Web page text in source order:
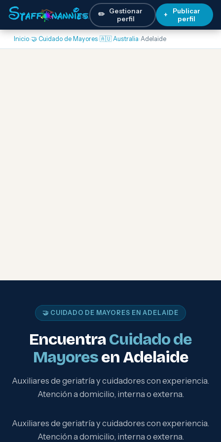
✏️ Gestionar
perfil
+
Publicar
perfil
Inicio›🤝 Cuidado de Mayores›🇦🇺 Australia›Adelaide
🤝 CUIDADO DE MAYORES EN ADELAIDE
EncuentraCuidado de
Mayoresen Adelaide
Auxiliares de geriatría y cuidadores con experiencia.
Atención a domicilio, interna o externa.
Auxiliares de geriatría y cuidadores con experiencia.
Atención a domicilio, interna o externa.